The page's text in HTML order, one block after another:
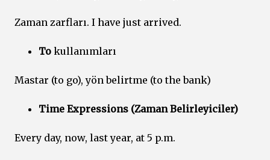
Zaman zarfları. I have just arrived.
To kullanımları
Mastar (to go), yön belirtme (to the bank)
Time Expressions (Zaman Belirleyiciler)
Every day, now, last year, at 5 p.m.